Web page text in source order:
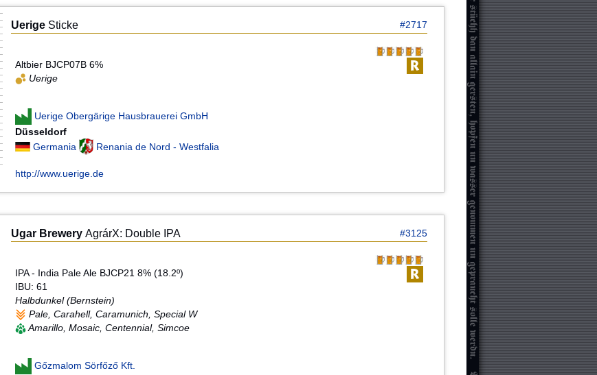
Uerige Sticke #2717
Altbier BJCP07B 6%
Uerige
Uerige Obergärige Hausbrauerei GmbH
Düsseldorf
Germania
Renania de Nord - Westfalia
http://www.uerige.de
Ugar Brewery AgrárX: Double IPA #3125
IPA - India Pale Ale BJCP21 8% (18.2º)
IBU: 61
Halbdunkel (Bernstein)
Pale, Carahell, Caramunich, Special W
Amarillo, Mosaic, Centennial, Simcoe
Gőzmalom Sörfőző Kft.